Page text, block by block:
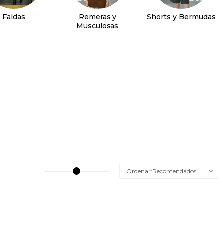
Faldas
Remeras y
Musculosas
Shorts y Bermudas
Recomendados